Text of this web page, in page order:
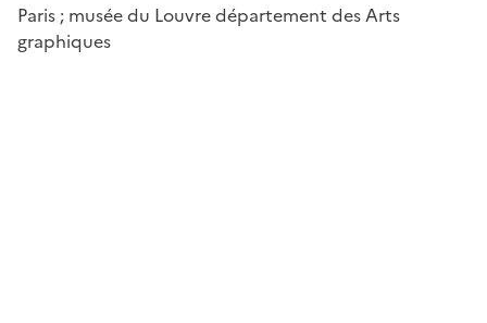
Paris ; musée du Louvre département des Arts
graphiques